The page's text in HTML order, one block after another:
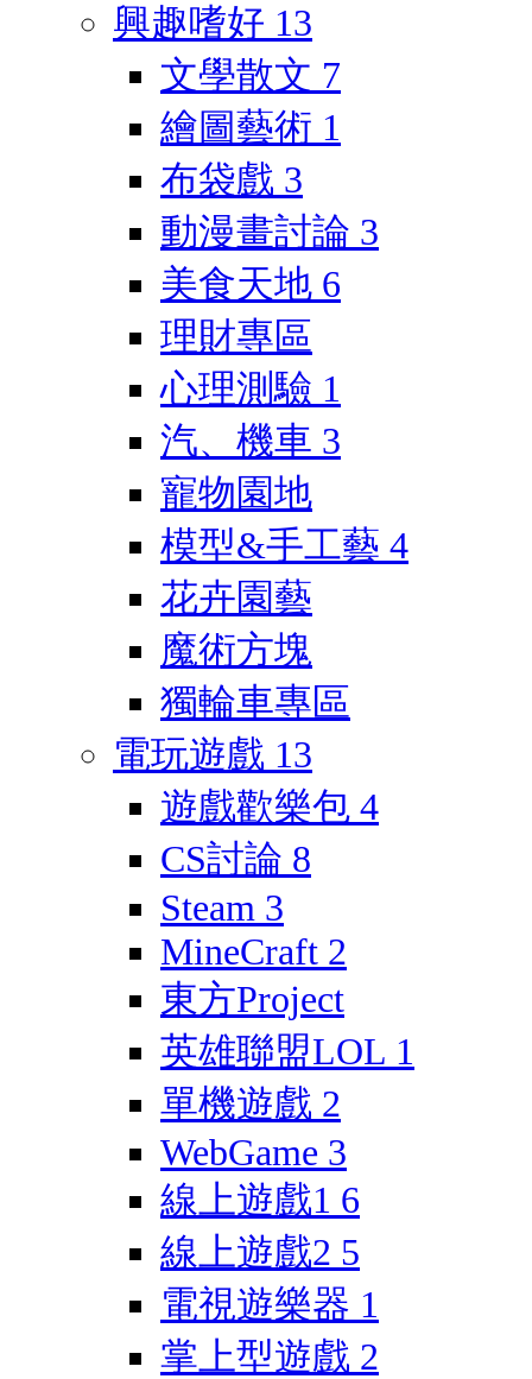
興趣嗜好 13
文學散文 7
繪圖藝術 1
布袋戲 3
動漫畫討論 3
美食天地 6
理財專區
心理測驗 1
汽、機車 3
寵物園地
模型&手工藝 4
花卉園藝
魔術方塊
獨輪車專區
電玩遊戲 13
遊戲歡樂包 4
CS討論 8
Steam 3
MineCraft 2
東方Project
英雄聯盟LOL 1
單機遊戲 2
WebGame 3
線上遊戲1 6
線上遊戲2 5
電視遊樂器 1
掌上型遊戲 2